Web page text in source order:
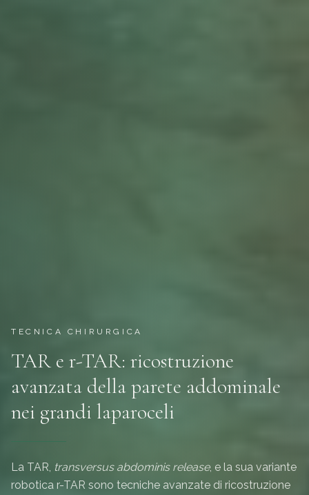
TECNICA CHIRURGICA
TAR e r-TAR: ricostruzione
avanzata della parete addominale
nei grandi laparoceli
La TAR, transversus abdominis release, e la sua variante
robotica r-TAR sono tecniche avanzate di ricostruzione